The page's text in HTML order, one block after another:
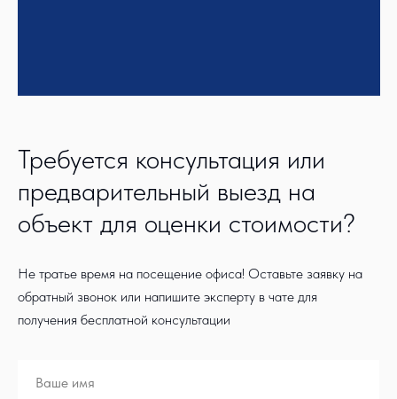
Требуется консультация или
предварительный выезд на
объект для оценки стоимости?
Не тратье время на посещение офиса! Оставьте заявку на
обратный звонок или напишите эксперту в чате для
получения бесплатной консультации